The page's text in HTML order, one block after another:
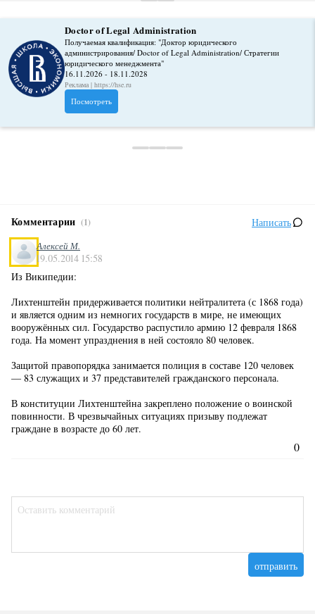
Doctor of Legal Administration
Получаемая квалификация: "Доктор юридического
администрирования/ Doctor of Legal Administration/ Стратегии
юридического менеджмента"
16.11.2026 - 18.11.2028
Реклама | https://hse.ru
Посмотреть
Комментарии (1) Написать
Алексей М.
19.05.2014 15:58
Из Википедии:
Лихтенштейн придерживается политики нейтралитета (с 1868 года)
и является одним из немногих государств в мире, не имеющих
вооружённых сил. Государство распустило армию 12 февраля 1868
года. На момент упразднения в ней состояло 80 человек.
Защитой правопорядка занимается полиция в составе 120 человек
— 83 служащих и 37 представителей гражданского персонала.
В конституции Лихтенштейна закреплено положение о воинской
повинности. В чрезвычайных ситуациях призыву подлежат
граждане в возрасте до 60 лет.
0